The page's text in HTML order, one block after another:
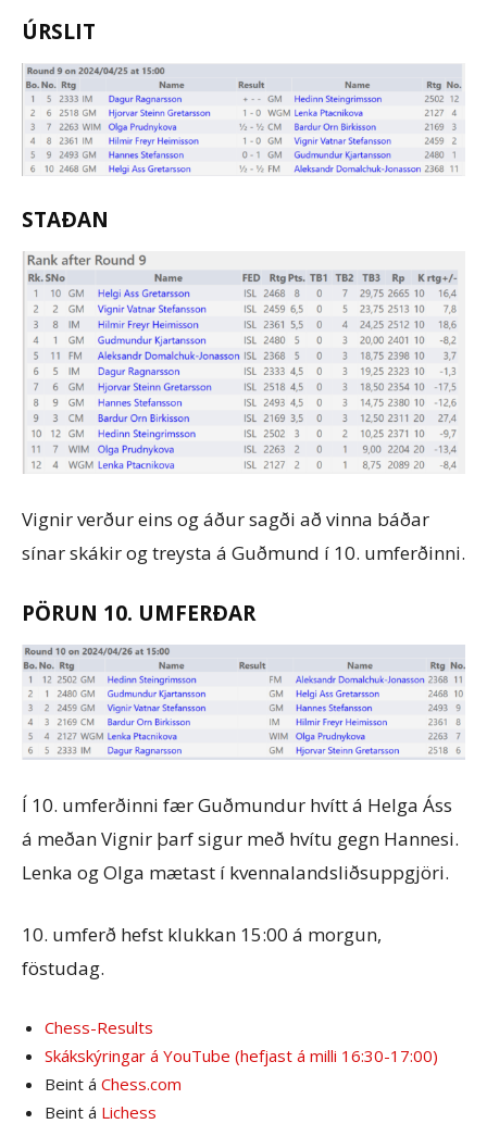
ÚRSLIT
STAÐAN
Vignir verður eins og áður sagði að vinna báðar
sínar skákir og treysta á Guðmund í 10. umferðinni.
PÖRUN 10. UMFERÐAR
Í 10. umferðinni fær Guðmundur hvítt á Helga Áss
á meðan Vignir þarf sigur með hvítu gegn Hannesi.
Lenka og Olga mætast í kvennalandsliðsuppgjöri.
10. umferð hefst klukkan 15:00 á morgun,
föstudag.
Chess-Results
Skákskýringar á YouTube (hefjast á milli 16:30-17:00)
Beint á Chess.com
Beint á Lichess